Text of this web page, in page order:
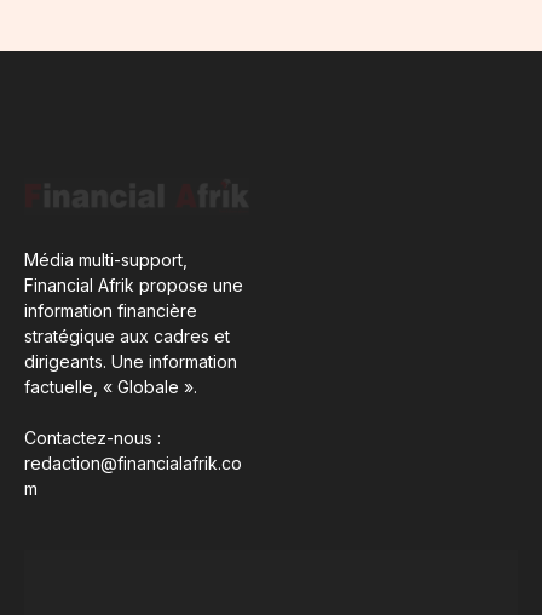
Média multi-support,
Financial Afrik propose une
information financière
stratégique aux cadres et
dirigeants. Une information
factuelle, « Globale ».
Contactez-nous :
redaction@financialafrik.co
m